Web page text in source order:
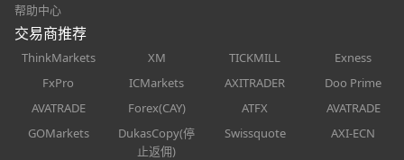
帮助中心
交易商推荐
ThinkMarkets XM TICKMILL
Exness
FxPro
ICMarkets AXITRADER
Doo Prime
AVATRADE
Forex(CAY) ATFX
AVATRADE
GOMarkets
DukasCopy(停
止返佣)
Swissquote AXI-ECN